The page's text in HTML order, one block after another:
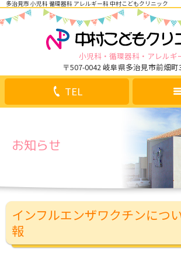
多治見市 小児科 循環器科 アレルギー科 中村こどもクリニック
小児科 循環器科
アレルギ
〒507-0042 岐阜県多治見市前畑町
お知らせ
インフルエンザワクチンにつ
報
TEL